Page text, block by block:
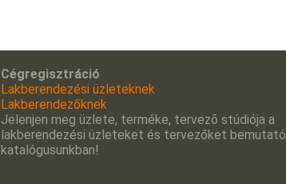
Cégregisztráció
Lakberendezési üzleteknek
Lakberendezőknek
Jelenjen meg üzlete, terméke, tervezõ stúdiója a
lakberendezési üzleteket és tervezőket bemutató
katalógusunkban!